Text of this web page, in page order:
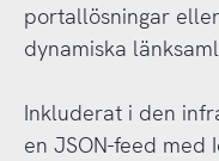
portallösningar
dynamiska
Inkluderat i den
en JSON-feed med